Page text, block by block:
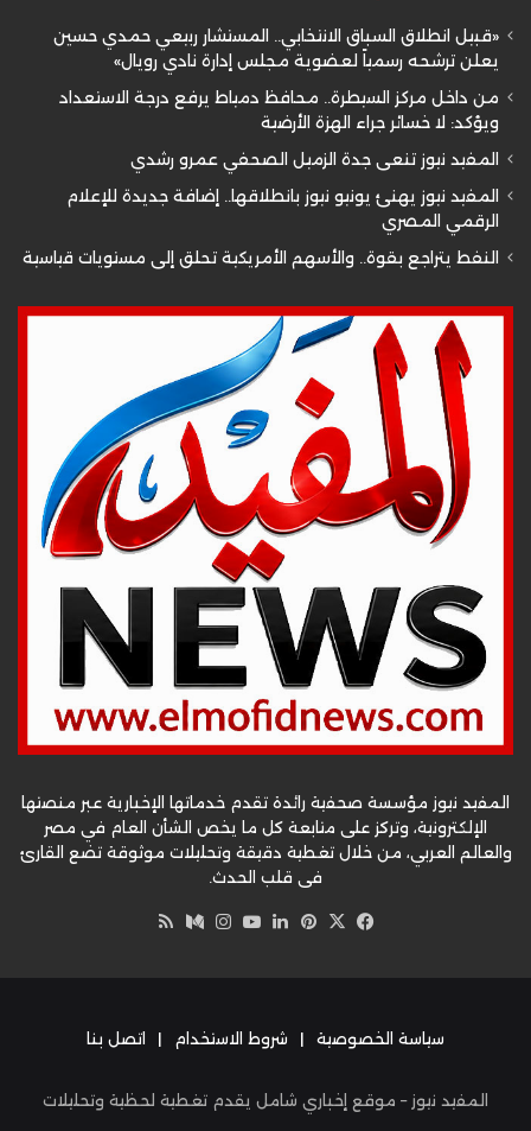
«قبيل انطلاق السباق الانتخابي.. المستشار ربيعي حمدي حسين
يعلن ترشحه رسمياً لعضوية مجلس إدارة نادي رويال»
من داخل مركز السيطرة.. محافظ دمياط يرفع درجة الاستعداد
ويؤكد: لا خسائر جراء الهزة الأرضية
المفيد نيوز تنعى جدة الزميل الصحفي عمرو رشدي
المفيد نيوز يهنئ يونيو نيوز بانطلاقها.. إضافة جديدة للإعلام
الرقمي المصري
النفط يتراجع بقوة.. والأسهم الأمريكية تحلق إلى مستويات قياسية
المفيد نيوز مؤسسة صحفية رائدة تقدم خدماتها الإخبارية عبر منصتها
الإلكترونية، وتركز على متابعة كل ما يخص الشأن العام في مصر
والعالم العربي، من خلال تغطية دقيقة وتحليلات موثوقة تضع القارئ
في قلب الحدث.
فيسبوك
‫X بينتيريست
لينكدإن‫YouTube
انستقرام
وسط
سياسة الخصوصية | شروط الاستخدام | اتصل بنا
المفيد نيوز – موقع إخباري شامل يقدم تغطية لحظية وتحليلات